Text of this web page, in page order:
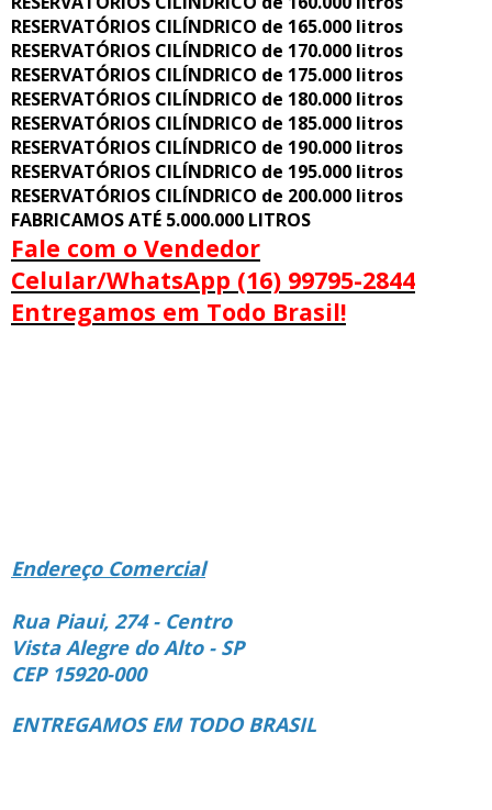
RESERVATÓRIOS CILÍNDRICO de 165.000 litros
RESERVATÓRIOS CILÍNDRICO de 170.000 litros
RESERVATÓRIOS CILÍNDRICO de 175.000 litros
RESERVATÓRIOS CILÍNDRICO de 180.000 litros
RESERVATÓRIOS CILÍNDRICO de 185.000 litros
RESERVATÓRIOS CILÍNDRICO de 190.000 litros
RESERVATÓRIOS CILÍNDRICO de 195.000 litros
RESERVATÓRIOS CILÍNDRICO de 200.000 litros
FABRICAMOS ATÉ 5.000.000 LITROS
Fale com o Vendedor
Celular/WhatsApp (16) 99795-2844
Entregamos em Todo Brasil!
Endereço Comercial
Rua Piaui, 274 - Centro
Vista Alegre do Alto - SP
CEP 15920-000
ENTREGAMOS EM TODO BRASIL